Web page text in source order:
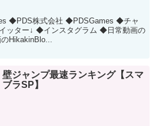
◆PDS株式会社 ◆PDSGames ◆チャ
ッター↓ ◆インスタグラム ◆日常動画の
HikakinBlo...
壁ジャンプ最速ランキング【スマ
ブラSP】